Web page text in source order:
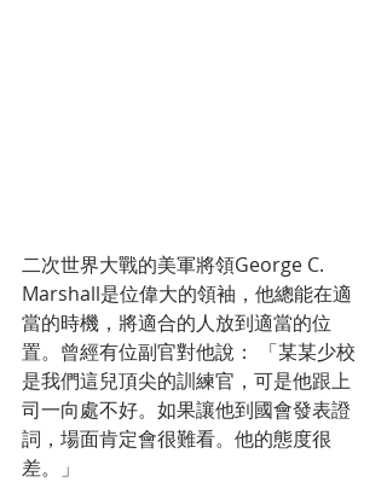
二次世界大戰的美軍將領George C.
Marshall是位偉大的領袖，他總能在適
當的時機，將適合的人放到適當的位
置。曾經有位副官對他說： 「某某少校
是我們這兒頂尖的訓練官，可是他跟上
司一向處不好。如果讓他到國會發表證
詞，場面肯定會很難看。他的態度很
差。」